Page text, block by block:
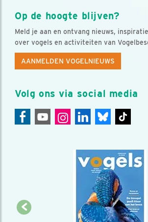
Op de hoogte blijven?
Meld je aan en ontvang nieuws,
over vogels en activiteiten van
AANMELDEN VOGELNIEUWS
Volg ons via social media